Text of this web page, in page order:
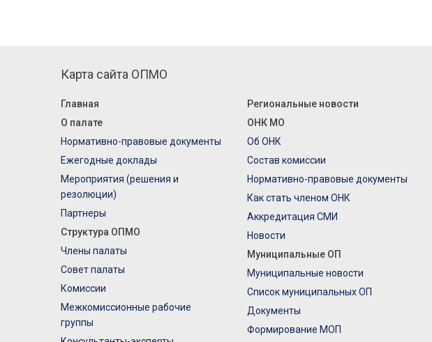
Карта сайта ОПМО
Главная
О палате
Нормативно-правовые документы
Ежегодные доклады
Мероприятия (решения и
резолюции)
Партнеры
Структура ОПМО
Члены палаты
Совет палаты
Комиссии
Межкомиссионные рабочие
группы
Региональные новости
ОНК МО
Об ОНК
Состав комиссии
Нормативно-правовые документы
Как стать членом ОНК
Аккредитация СМИ
Новости
Муниципальные ОП
Муниципальные новости
Список муниципальных ОП
Документы
Формирование МОП